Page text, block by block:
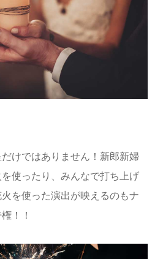
けではありません！新郎新婦
使ったり、みんなで打ち上げ
を使った演出が映えるのもナ
！！